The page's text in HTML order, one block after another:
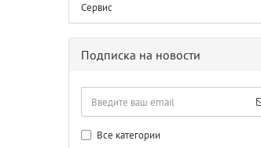
Сервис
Подписка на новости
Все категории